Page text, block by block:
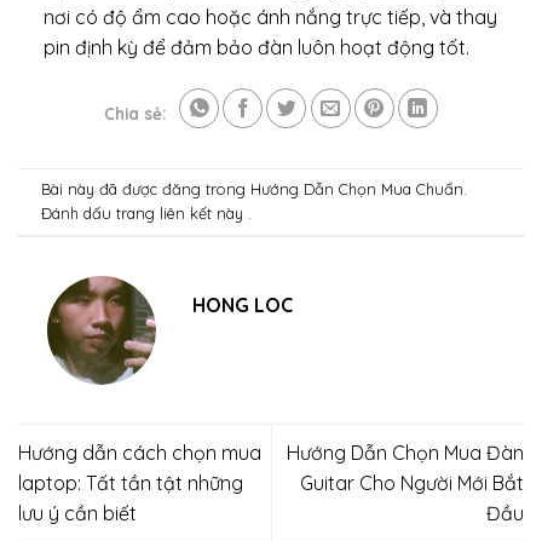
nơi có độ ẩm cao hoặc ánh nắng trực tiếp, và thay
pin định kỳ để đảm bảo đàn luôn hoạt động tốt.
Chia sẻ:
Bài này đã được đăng trong Hướng Dẫn Chọn Mua Chuẩn.
Đánh dấu trang liên kết này .
HONG LOC
Hướng dẫn cách chọn mua
laptop: Tất tần tật những
lưu ý cần biết
Hướng Dẫn Chọn Mua Đàn
Guitar Cho Người Mới Bắt
Đầu